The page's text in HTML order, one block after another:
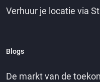
Verhuur je locatie via
Blogs
De markt van de